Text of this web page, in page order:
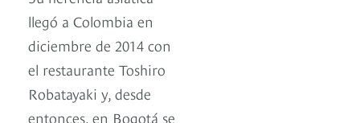
llegó a Colombia en
diciembre de 2014 con
el restaurante Toshiro
Robatayaki y, desde
entonces, en Bogotá se